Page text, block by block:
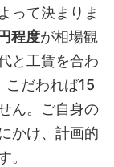
って決まりま
程度が相場観
と工賃を合わ
こだわれば15
ん。ご自身の
かけ、計画的
。